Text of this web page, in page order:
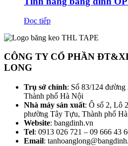
Đọc tiếp
CÔNG TY CỔ PHẦN
LONG
Trụ sở chính: Số 83/124
Thành phố Hà Nội
Nhà máy sản xuất: Ô số 2, Lô
phường Tây Tựu, Thành phố
Website: bangdinh.vn
Tel: 0913 026 721 – 09 666 43
Email: